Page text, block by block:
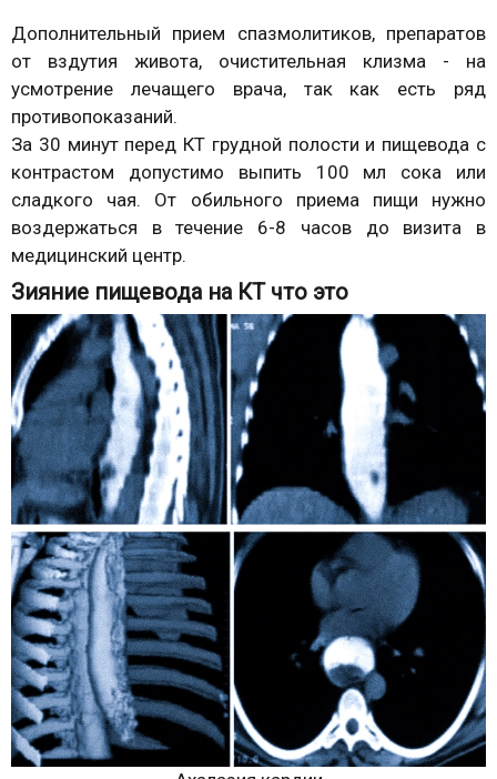
Дополнительный прием спазмолитиков, препаратов
от вздутия живота, очистительная клизма - на
усмотрение лечащего врача, так как есть ряд
противопоказаний.
За 30 минут перед КТ грудной полости и пищевода с
контрастом допустимо выпить 100 мл сока или
сладкого чая. От обильного приема пищи нужно
воздержаться в течение 6-8 часов до визита в
медицинский центр.
Зияние пищевода на КТ что это